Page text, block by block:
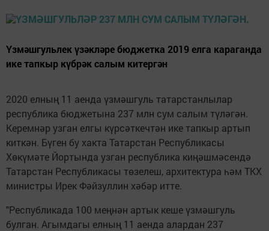
Үзмәшгульлек үзәкләре бюджетка 2019 елга караганда
ике тапкыр күбрәк салым китергән
2020 елның 11 аенда үзмәшгуль татарстанлылар
республика бюджетына 237 млн сум салым түләгән.
Керемнәр узган елгы күрсәткечтән ике тапкыр артып
киткән. Бүген бу хакта Татарстан Республикасы
Хөкүмәте Йортында узган республика киңәшмәсендә
Татарстан Республикасы төзелеш, архитектура һәм ТКХ
министры Ирек Фәйзуллин хәбәр итте.
"Республикада 100 меңнән артык кеше үзмәшгуль
булган. Агымдагы елның 11 аенда алардан 237